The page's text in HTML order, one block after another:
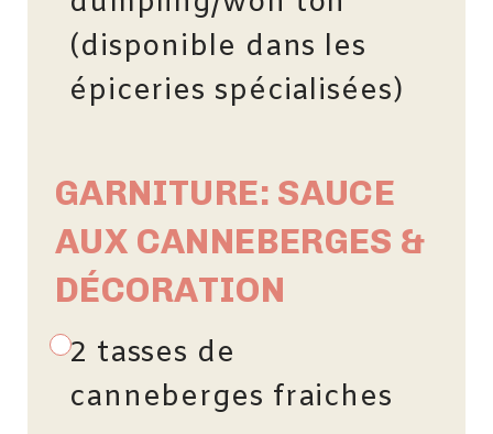
(disponible dans les
épiceries spécialisées)
GARNITURE: SAUCE
AUX CANNEBERGES &
DÉCORATION
2 tasses de
canneberges fraiches